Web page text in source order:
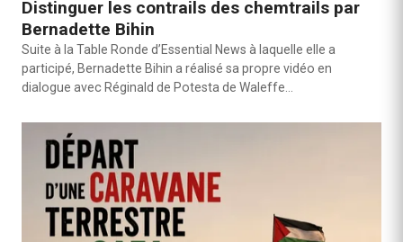
Distinguer les contrails des chemtrails par
Bernadette Bihin
Suite à la Table Ronde d’Essential News à laquelle elle a
participé, Bernadette Bihin a réalisé sa propre vidéo en
dialogue avec Réginald de Potesta de Waleffe…